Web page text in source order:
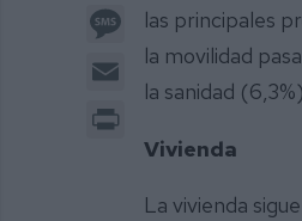
Message
Email
las principales
la movilidad
la sanidad
Vivienda
La vivienda